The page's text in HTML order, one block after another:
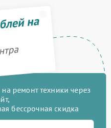
на
ремонт техники через
бессрочная скидка